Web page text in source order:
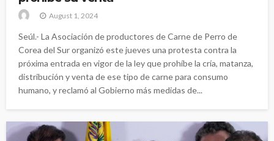
August 1, 2024
Seúl.- La Asociación de productores de Carne de Perro de
Corea del Sur organizó este jueves una protesta contra la
próxima entrada en vigor de la ley que prohíbe la cría, matanza,
distribución y venta de ese tipo de carne para consumo
humano, y reclamó al Gobierno más medidas de...